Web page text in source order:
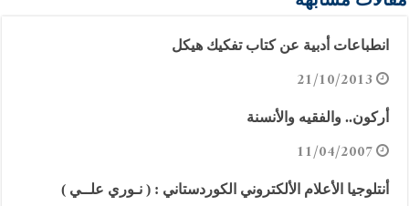
انطباعات أدبية عن كتاب تفكيك هيكل
21/10/2013
أركون.. والفقيه والأنسنة
11/04/2007
أنتلوجيا الأعلام الألكتروني الكوردستاني : ( نـوري علــي )